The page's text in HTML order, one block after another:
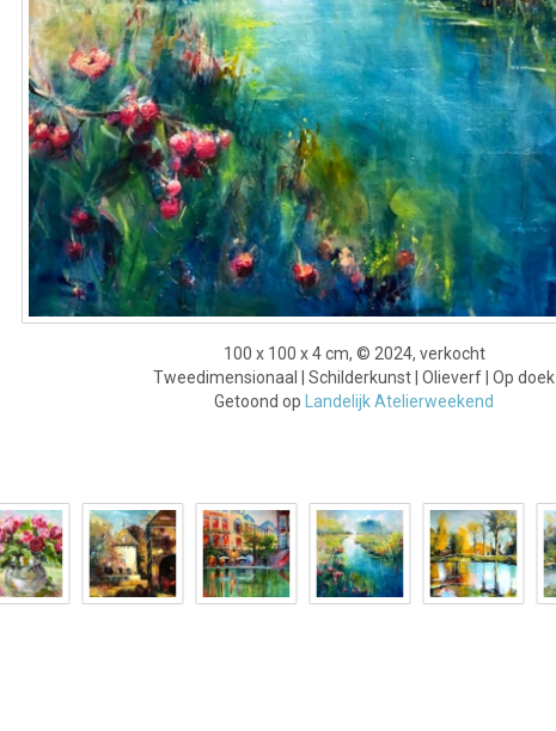
100 x 100 x 4 cm, © 2024, verkocht
Tweedimensionaal | Schilderkunst | Olieverf | Op doek
Getoond op Landelijk Atelierweekend